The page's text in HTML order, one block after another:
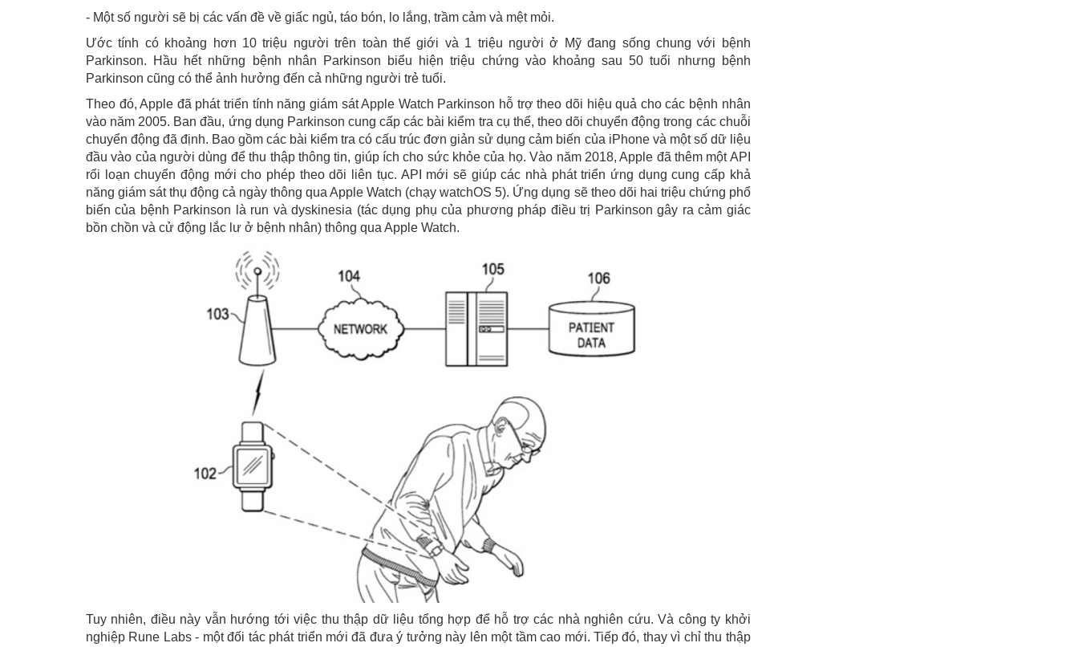
- Một số người sẽ bị các vấn đề về giấc ngủ, táo bón, lo lắng, trầm cảm và mệt mỏi.
Ước tính có khoảng hơn 10 triệu người trên toàn thế giới và 1 triệu người ở Mỹ đang sống chung với bệnh
Parkinson. Hầu hết những bệnh nhân Parkinson biểu hiện triệu chứng vào khoảng sau 50 tuổi nhưng bệnh
Parkinson cũng có thể ảnh hưởng đến cả những người trẻ tuổi.
Theo đó, Apple đã phát triển tính năng giám sát Apple Watch Parkinson hỗ trợ theo dõi hiệu quả cho các bệnh nhân
vào năm 2005. Ban đầu, ứng dụng Parkinson cung cấp các bài kiểm tra cụ thể, theo dõi chuyển động trong các chuỗi
chuyển động đã định. Bao gồm các bài kiểm tra có cấu trúc đơn giản sử dụng cảm biến của iPhone và một số dữ liệu
đầu vào của người dùng để thu thập thông tin, giúp ích cho sức khỏe của họ. Vào năm 2018, Apple đã thêm một API
rối loạn chuyển động mới cho phép theo dõi liên tục. API mới sẽ giúp các nhà phát triển ứng dụng cung cấp khả
năng giám sát thụ động cả ngày thông qua Apple Watch (chạy watchOS 5). Ứng dụng sẽ theo dõi hai triệu chứng phổ
biến của bệnh Parkinson là run và dyskinesia (tác dụng phụ của phương pháp điều trị Parkinson gây ra cảm giác
bồn chồn và cử động lắc lư ở bệnh nhân) thông qua Apple Watch.
Tuy nhiên, điều này vẫn hướng tới việc thu thập dữ liệu tổng hợp để hỗ trợ các nhà nghiên cứu. Và công ty khởi
nghiệp Rune Labs - một đối tác phát triển mới đã đưa ý tưởng này lên một tầm cao mới. Tiếp đó, thay vì chỉ thu thập